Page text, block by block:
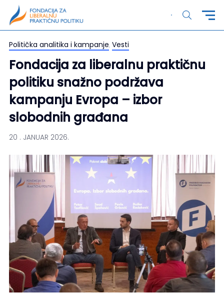
Politička analitika i kampanje, Vesti
Fondacija za liberalnu praktičnu
politiku snažno podržava
kampanju Evropa – izbor
slobodnih građana
20 . JANUAR 2026.